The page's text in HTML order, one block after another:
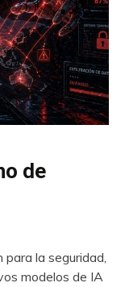
de
la seguridad,
modelos de IA